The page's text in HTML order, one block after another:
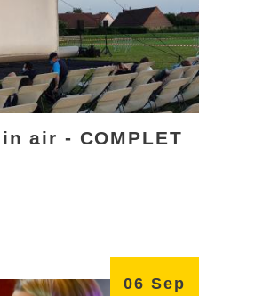
air - COMPLET
06 Sep